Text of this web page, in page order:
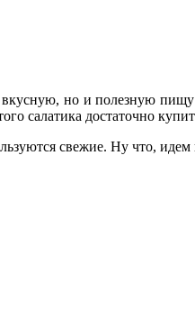
но и полезную пищу
салатика достаточно
свежие. Ну что, идем